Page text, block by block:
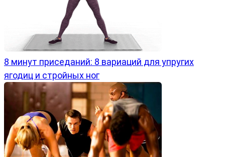
8 минут приседаний: 8 вариаций для упругих
ягодиц и стройных ног